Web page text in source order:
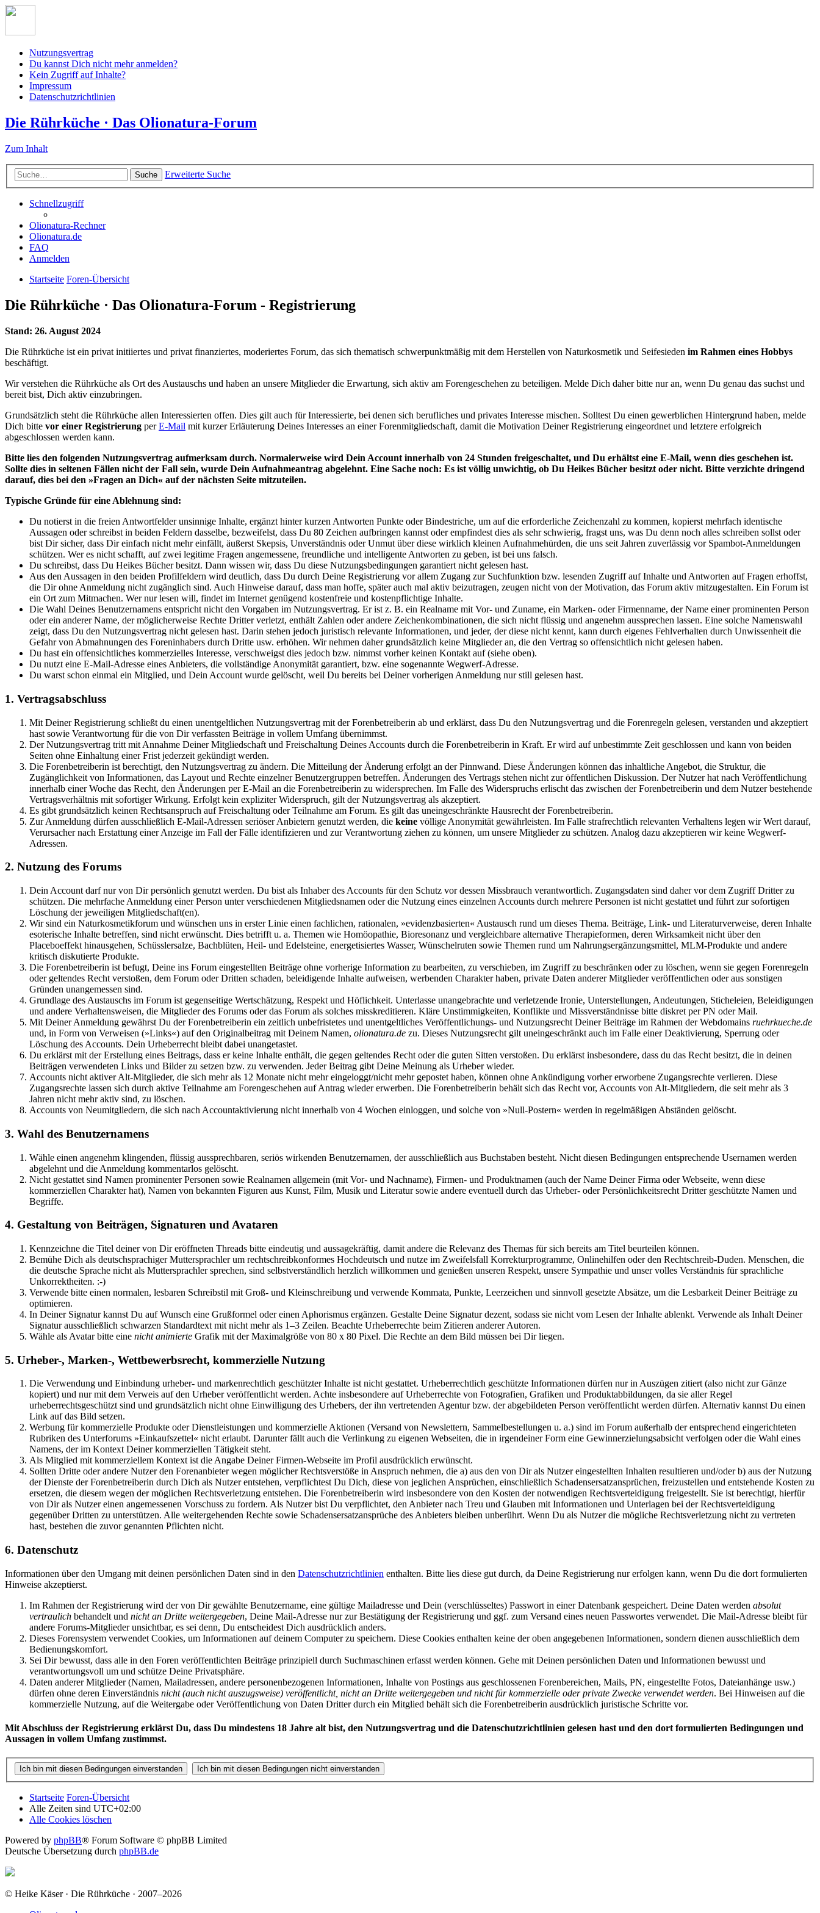
Nutzungsvertrag
Du kannst Dich nicht mehr anmelden?
Kein Zugriff auf Inhalte?
Impressum
Datenschutzrichtlinien
Die Rührküche · Das Olionatura-Forum
Zum Inhalt
Suche Erweiterte Suche
Schnellzugriff
Olionatura-Rechner
Olionatura.de
FAQ
Anmelden
Startseite Foren-Übersicht
Die Rührküche · Das Olionatura-Forum - Registrierung
Stand: 26. August 2024
Die Rührküche ist ein privat initiiertes und privat finanziertes, moderiertes Forum, das sich thematisch schwerpunktmäßig mit dem Herstellen von Naturkosmetik und Seifesieden im Rahmen eines Hobbys
beschäftigt.
Wir verstehen die Rührküche als Ort des Austauschs und haben an unsere Mitglieder die Erwartung, sich aktiv am Forengeschehen zu beteiligen. Melde Dich daher bitte nur an, wenn Du genau das suchst und
bereit bist, Dich aktiv einzubringen.
Grundsätzlich steht die Rührküche allen Interessierten offen. Dies gilt auch für Interessierte, bei denen sich berufliches und privates Interesse mischen. Solltest Du einen gewerblichen Hintergrund haben, melde
Dich bitte vor einer Registrierung perE-Mail mit kurzer Erläuterung Deines Interesses an einer Forenmitgliedschaft, damit die Motivation Deiner Registrierung eingeordnet und letztere erfolgreich
abgeschlossen werden kann.
Bitte lies den folgenden Nutzungsvertrag aufmerksam durch. Normalerweise wird Dein Account innerhalb von 24 Stunden freigeschaltet, und Du erhältst eine E-Mail, wenn dies geschehen ist.
Sollte dies in seltenen Fällen nicht der Fall sein, wurde Dein Aufnahmeantrag abgelehnt. Eine Sache noch: Es ist völlig unwichtig, ob Du Heikes Bücher besitzt oder nicht. Bitte verzichte dringend
darauf, dies bei den »Fragen an Dich« auf der nächsten Seite mitzuteilen.
Typische Gründe für eine Ablehnung sind:
Du notierst in die freien Antwortfelder unsinnige Inhalte, ergänzt hinter kurzen Antworten Punkte oder Bindestriche, um auf die erforderliche Zeichenzahl zu kommen, kopierst mehrfach identische
Aussagen oder schreibst in beiden Feldern dasselbe, bezweifelst, dass Du 80 Zeichen aufbringen kannst oder empfindest dies als sehr schwierig, fragst uns, was Du denn noch alles schreiben sollst oder
bist Dir sicher, dass Dir einfach nicht mehr einfällt, äußerst Skepsis, Unverständnis oder Unmut über diese wirklich kleinen Aufnahmehürden, die uns seit Jahren zuverlässig vor Spambot-Anmeldungen
schützen. Wer es nicht schafft, auf zwei legitime Fragen angemessene, freundliche und intelligente Antworten zu geben, ist bei uns falsch.
Du schreibst, dass Du Heikes Bücher besitzt. Dann wissen wir, dass Du diese Nutzungsbedingungen garantiert nicht gelesen hast.
Aus den Aussagen in den beiden Profilfeldern wird deutlich, dass Du durch Deine Registrierung vor allem Zugang zur Suchfunktion bzw. lesenden Zugriff auf Inhalte und Antworten auf Fragen erhoffst,
die Dir ohne Anmeldung nicht zugänglich sind. Auch Hinweise darauf, dass man hoffe, später auch mal aktiv beizutragen, zeugen nicht von der Motivation, das Forum aktiv mitzugestalten. Ein Forum ist
ein Ort zum Mitmachen. Wer nur lesen will, findet im Internet genügend kostenfreie und kostenpflichtige Inhalte.
Die Wahl Deines Benutzernamens entspricht nicht den Vorgaben im Nutzungsvertrag. Er ist z. B. ein Realname mit Vor- und Zuname, ein Marken- oder Firmenname, der Name einer prominenten Person
oder ein anderer Name, der möglicherweise Rechte Dritter verletzt, enthält Zahlen oder andere Zeichenkombinationen, die sich nicht flüssig und angenehm aussprechen lassen. Eine solche Namenswahl
zeigt, dass Du den Nutzungsvertrag nicht gelesen hast. Darin stehen jedoch juristisch relevante Informationen, und jeder, der diese nicht kennt, kann durch eigenes Fehlverhalten durch Unwissenheit die
Gefahr von Abmahnungen des Foreninhabers durch Dritte usw. erhöhen. Wir nehmen daher grundsätzlich keine Mitglieder an, die den Vertrag so offensichtlich nicht gelesen haben.
Du hast ein offensichtliches kommerzielles Interesse, verschweigst dies jedoch bzw. nimmst vorher keinen Kontakt auf (siehe oben).
Du nutzt eine E-Mail-Adresse eines Anbieters, die vollständige Anonymität garantiert, bzw. eine sogenannte Wegwerf-Adresse.
Du warst schon einmal ein Mitglied, und Dein Account wurde gelöscht, weil Du bereits bei Deiner vorherigen Anmeldung nur still gelesen hast.
1. Vertragsabschluss
Mit Deiner Registrierung schließt du einen unentgeltlichen Nutzungsvertrag mit der Forenbetreiberin ab und erklärst, dass Du den Nutzungsvertrag und die Forenregeln gelesen, verstanden und akzeptiert
hast sowie Verantwortung für die von Dir verfassten Beiträge in vollem Umfang übernimmst.
Der Nutzungsvertrag tritt mit Annahme Deiner Mitgliedschaft und Freischaltung Deines Accounts durch die Forenbetreiberin in Kraft. Er wird auf unbestimmte Zeit geschlossen und kann von beiden
Seiten ohne Einhaltung einer Frist jederzeit gekündigt werden.
Die Forenbetreiberin ist berechtigt, den Nutzungsvertrag zu ändern. Die Mitteilung der Änderung erfolgt an der Pinnwand. Diese Änderungen können das inhaltliche Angebot, die Struktur, die
Zugänglichkeit von Informationen, das Layout und Rechte einzelner Benutzergruppen betreffen. Änderungen des Vertrags stehen nicht zur öffentlichen Diskussion. Der Nutzer hat nach Veröffentlichung
innerhalb einer Woche das Recht, den Änderungen per E-Mail an die Forenbetreiberin zu widersprechen. Im Falle des Widerspruchs erlischt das zwischen der Forenbetreiberin und dem Nutzer bestehende
Vertragsverhältnis mit sofortiger Wirkung. Erfolgt kein expliziter Widerspruch, gilt der Nutzungsvertrag als akzeptiert.
Es gibt grundsätzlich keinen Rechtsanspruch auf Freischaltung oder Teilnahme am Forum. Es gilt das uneingeschränkte Hausrecht der Forenbetreiberin.
Zur Anmeldung dürfen ausschließlich E-Mail-Adressen seriöser Anbietern genutzt werden, die keine völlige Anonymität gewährleisten. Im Falle strafrechtlich relevanten Verhaltens legen wir Wert darauf,
Verursacher nach Erstattung einer Anzeige im Fall der Fälle identifizieren und zur Verantwortung ziehen zu können, um unsere Mitglieder zu schützen. Analog dazu akzeptieren wir keine Wegwerf-
Adressen.
2. Nutzung des Forums
Dein Account darf nur von Dir persönlich genutzt werden. Du bist als Inhaber des Accounts für den Schutz vor dessen Missbrauch verantwortlich. Zugangsdaten sind daher vor dem Zugriff Dritter zu
schützen. Die mehrfache Anmeldung einer Person unter verschiedenen Mitgliedsnamen oder die Nutzung eines einzelnen Accounts durch mehrere Personen ist nicht gestattet und führt zur sofortigen
Löschung der jeweiligen Mitgliedschaft(en).
Wir sind ein Naturkosmetikforum und wünschen uns in erster Linie einen fachlichen, rationalen, »evidenzbasierten« Austausch rund um dieses Thema. Beiträge, Link- und Literaturverweise, deren Inhalte
esoterische Inhalte betreffen, sind nicht erwünscht. Dies betrifft u. a. Themen wie Homöopathie, Bioresonanz und vergleichbare alternative Therapieformen, deren Wirksamkeit nicht über den
Placeboeffekt hinausgehen, Schüsslersalze, Bachblüten, Heil- und Edelsteine, energetisiertes Wasser, Wünschelruten sowie Themen rund um Nahrungsergänzungsmittel, MLM-Produkte und andere
kritisch diskutierte Produkte.
Die Forenbetreiberin ist befugt, Deine ins Forum eingestellten Beiträge ohne vorherige Information zu bearbeiten, zu verschieben, im Zugriff zu beschränken oder zu löschen, wenn sie gegen Forenregeln
oder geltendes Recht verstoßen, dem Forum oder Dritten schaden, beleidigende Inhalte aufweisen, werbenden Charakter haben, private Daten anderer Mitglieder veröffentlichen oder aus sonstigen
Gründen unangemessen sind.
Grundlage des Austauschs im Forum ist gegenseitige Wertschätzung, Respekt und Höflichkeit. Unterlasse unangebrachte und verletzende Ironie, Unterstellungen, Andeutungen, Sticheleien, Beleidigungen
und andere Verhaltensweisen, die Mitglieder des Forums oder das Forum als solches misskreditieren. Kläre Unstimmigkeiten, Konflikte und Missverständnisse bitte diskret per PN oder Mail.
Mit Deiner Anmeldung gewährst Du der Forenbetreiberin ein zeitlich unbefristetes und unentgeltliches Veröffentlichungs- und Nutzungsrecht Deiner Beiträge im Rahmen der Webdomains ruehrkueche.de
und, in Form von Verweisen (»Links«) auf den Originalbeitrag mit Deinem Namen, olionatura.de zu. Dieses Nutzungsrecht gilt uneingeschränkt auch im Falle einer Deaktivierung, Sperrung oder
Löschung des Accounts. Dein Urheberrecht bleibt dabei unangetastet.
Du erklärst mit der Erstellung eines Beitrags, dass er keine Inhalte enthält, die gegen geltendes Recht oder die guten Sitten verstoßen. Du erklärst insbesondere, dass du das Recht besitzt, die in deinen
Beiträgen verwendeten Links und Bilder zu setzen bzw. zu verwenden. Jeder Beitrag gibt Deine Meinung als Urheber wieder.
Accounts nicht aktiver Alt-Mitglieder, die sich mehr als 12 Monate nicht mehr eingeloggt/nicht mehr gepostet haben, können ohne Ankündigung vorher erworbene Zugangsrechte verlieren. Diese
Zugangsrechte lassen sich durch aktive Teilnahme am Forengeschehen auf Antrag wieder erwerben. Die Forenbetreiberin behält sich das Recht vor, Accounts von Alt-Mitgliedern, die seit mehr als 3
Jahren nicht mehr aktiv sind, zu löschen.
Accounts von Neumitgliedern, die sich nach Accountaktivierung nicht innerhalb von 4 Wochen einloggen, und solche von »Null-Postern« werden in regelmäßigen Abständen gelöscht.
3. Wahl des Benutzernamens
Wähle einen angenehm klingenden, flüssig aussprechbaren, seriös wirkenden Benutzernamen, der ausschließlich aus Buchstaben besteht. Nicht diesen Bedingungen entsprechende Usernamen werden
abgelehnt und die Anmeldung kommentarlos gelöscht.
Nicht gestattet sind Namen prominenter Personen sowie Realnamen allgemein (mit Vor- und Nachname), Firmen- und Produktnamen (auch der Name Deiner Firma oder Webseite, wenn diese
kommerziellen Charakter hat), Namen von bekannten Figuren aus Kunst, Film, Musik und Literatur sowie andere eventuell durch das Urheber- oder Persönlichkeitsrecht Dritter geschützte Namen und
Begriffe.
4. Gestaltung von Beiträgen, Signaturen und Avataren
Kennzeichne die Titel deiner von Dir eröffneten Threads bitte eindeutig und aussagekräftig, damit andere die Relevanz des Themas für sich bereits am Titel beurteilen können.
Bemühe Dich als deutschsprachiger Muttersprachler um rechtschreibkonformes Hochdeutsch und nutze im Zweifelsfall Korrekturprogramme, Onlinehilfen oder den Rechtschreib-Duden. Menschen, die
die deutsche Sprache nicht als Muttersprachler sprechen, sind selbstverständlich herzlich willkommen und genießen unseren Respekt, unsere Sympathie und unser volles Verständnis für sprachliche
Unkorrektheiten. :-)
Verwende bitte einen normalen, lesbaren Schreibstil mit Groß- und Kleinschreibung und verwende Kommata, Punkte, Leerzeichen und sinnvoll gesetzte Absätze, um die Lesbarkeit Deiner Beiträge zu
optimieren.
In Deiner Signatur kannst Du auf Wunsch eine Grußformel oder einen Aphorismus ergänzen. Gestalte Deine Signatur dezent, sodass sie nicht vom Lesen der Inhalte ablenkt. Verwende als Inhalt Deiner
Signatur ausschließlich schwarzen Standardtext mit nicht mehr als 1–3 Zeilen. Beachte Urheberrechte beim Zitieren anderer Autoren.
Wähle als Avatar bitte eine nicht animierte Grafik mit der Maximalgröße von 80 x 80 Pixel. Die Rechte an dem Bild müssen bei Dir liegen.
5. Urheber-, Marken-, Wettbewerbsrecht, kommerzielle Nutzung
Die Verwendung und Einbindung urheber- und markenrechtlich geschützter Inhalte ist nicht gestattet. Urheberrechtlich geschützte Informationen dürfen nur in Auszügen zitiert (also nicht zur Gänze
kopiert) und nur mit dem Verweis auf den Urheber veröffentlicht werden. Achte insbesondere auf Urheberrechte von Fotografien, Grafiken und Produktabbildungen, da sie aller Regel
urheberrechtsgeschützt sind und grundsätzlich nicht ohne Einwilligung des Urhebers, der ihn vertretenden Agentur bzw. der abgebildeten Person veröffentlicht werden dürfen. Alternativ kannst Du einen
Link auf das Bild setzen.
Werbung für kommerzielle Produkte oder Dienstleistungen und kommerzielle Aktionen (Versand von Newslettern, Sammelbestellungen u. a.) sind im Forum außerhalb der entsprechend eingerichteten
Rubriken des Unterforums »Einkaufszettel« nicht erlaubt. Darunter fällt auch die Verlinkung zu eigenen Webseiten, die in irgendeiner Form eine Gewinnerzielungsabsicht verfolgen oder die Wahl eines
Namens, der im Kontext Deiner kommerziellen Tätigkeit steht.
Als Mitglied mit kommerziellem Kontext ist die Angabe Deiner Firmen-Webseite im Profil ausdrücklich erwünscht.
Sollten Dritte oder andere Nutzer den Forenanbieter wegen möglicher Rechtsverstöße in Anspruch nehmen, die a) aus den von Dir als Nutzer eingestellten Inhalten resultieren und/oder b) aus der Nutzung
der Dienste der Forenbetreiberin durch Dich als Nutzer entstehen, verpflichtest Du Dich, diese von jeglichen Ansprüchen, einschließlich Schadensersatzansprüchen, freizustellen und entstehende Kosten zu
ersetzen, die diesem wegen der möglichen Rechtsverletzung entstehen. Die Forenbetreiberin wird insbesondere von den Kosten der notwendigen Rechtsverteidigung freigestellt. Sie ist berechtigt, hierfür
von Dir als Nutzer einen angemessenen Vorschuss zu fordern. Als Nutzer bist Du verpflichtet, den Anbieter nach Treu und Glauben mit Informationen und Unterlagen bei der Rechtsverteidigung
gegenüber Dritten zu unterstützen. Alle weitergehenden Rechte sowie Schadensersatzansprüche des Anbieters bleiben unberührt. Wenn Du als Nutzer die mögliche Rechtsverletzung nicht zu vertreten
hast, bestehen die zuvor genannten Pflichten nicht.
6. Datenschutz
Informationen über den Umgang mit deinen persönlichen Daten sind in den Datenschutzrichtlinien enthalten. Bitte lies diese gut durch, da Deine Registrierung nur erfolgen kann, wenn Du die dort formulierten
Hinweise akzeptierst.
Im Rahmen der Registrierung wird der von Dir gewählte Benutzername, eine gültige Mailadresse und Dein (verschlüsseltes) Passwort in einer Datenbank gespeichert. Deine Daten werden absolut
vertraulich behandelt und nicht an Dritte weitergegeben, Deine Mail-Adresse nur zur Bestätigung der Registrierung und ggf. zum Versand eines neuen Passwortes verwendet. Die Mail-Adresse bleibt für
andere Forums-Mitglieder unsichtbar, es sei denn, Du entscheidest Dich ausdrücklich anders.
Dieses Forensystem verwendet Cookies, um Informationen auf deinem Computer zu speichern. Diese Cookies enthalten keine der oben angegebenen Informationen, sondern dienen ausschließlich dem
Bedienungskomfort.
Sei Dir bewusst, dass alle in den Foren veröffentlichten Beiträge prinzipiell durch Suchmaschinen erfasst werden können. Gehe mit Deinen persönlichen Daten und Informationen bewusst und
verantwortungsvoll um und schütze Deine Privatsphäre.
Daten anderer Mitglieder (Namen, Mailadressen, andere personenbezogenen Informationen, Inhalte von Postings aus geschlossenen Forenbereichen, Mails, PN, eingestellte Fotos, Dateianhänge usw.)
dürfen ohne deren Einverständnis nicht (auch nicht auszugsweise) veröffentlicht, nicht an Dritte weitergegeben und nicht für kommerzielle oder private Zwecke verwendet werden. Bei Hinweisen auf die
kommerzielle Nutzung, auf die Weitergabe oder Veröffentlichung von Daten Dritter durch ein Mitglied behält sich die Forenbetreiberin ausdrücklich juristische Schritte vor.
Mit Abschluss der Registrierung erklärst Du, dass Du mindestens 18 Jahre alt bist, den Nutzungsvertrag und die Datenschutzrichtlinien gelesen hast und den dort formulierten Bedingungen und
Aussagen in vollem Umfang zustimmst.
Startseite Foren-Übersicht
Alle Zeiten sind UTC+02:00
Alle Cookies löschen
Powered by phpBB® Forum Software © phpBB Limited
Deutsche Übersetzung durch phpBB.de
© Heike Käser · Die Rührküche · 2007–2026